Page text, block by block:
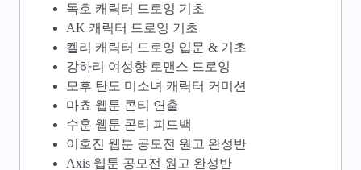
독호 캐릭터 드로잉 기초
AK 캐릭터 드로잉 기초
켈리 캐릭터 드로잉 입문 & 기초
강하리 여성향 로맨스 드로잉
모후 탄도 미소녀 캐릭터 커미션
마쵸 웹툰 콘티 연출
수훈 웹툰 콘티 피드백
이호진 웹툰 공모전 원고 완성반
Axis 웹툰 공모전 원고 완성반